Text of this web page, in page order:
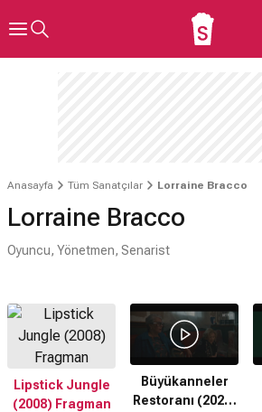
Anasayfa Tüm Sanatçılar Lorraine Bracco
Lorraine Bracco
Oyuncu, Yönetmen, Senarist
Lipstick Jungle
(2008) Fragman
Büyükanneler
Restoranı (2025)